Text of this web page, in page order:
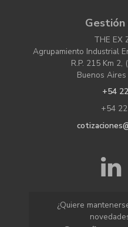
THE EX
Agrupamiento Industrial
R.P. 215 Km 2,
Buenos
+54
+54
¿Quiere